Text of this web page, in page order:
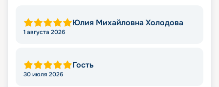
Юлия Михайловна Холодова
1 августа 2026
Гость
30 июля 2026